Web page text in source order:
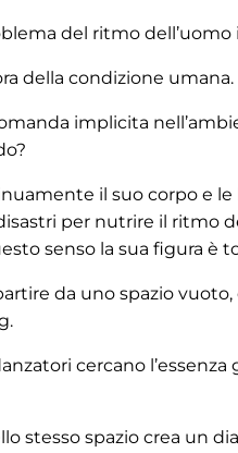
del ritmo
della condizione umana.
implicita
il suo corpo e
per nutrire il ritmo
senso la sua figura è
da uno spazio
cercano
stesso spazio crea un